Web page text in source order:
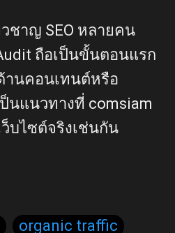
ชาญ SEO หลายคน
ถือเป็นขั้นตอนแรก
นคอนเทนต์หรือ
นแนวทางที่ comsiam
บไซต์จริงเช่นกัน
organic traffic